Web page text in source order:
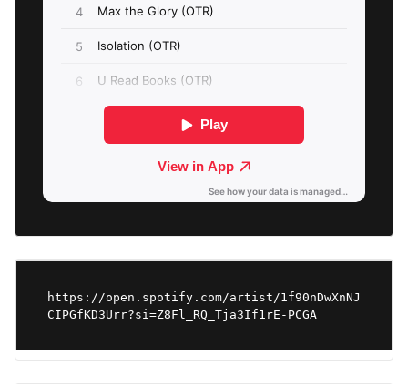
https://open.spotify.com/artist/1f90nDwXnNJ
CIPGfKD3Urr?si=Z8Fl_RQ_Tja3If1rE-PCGA